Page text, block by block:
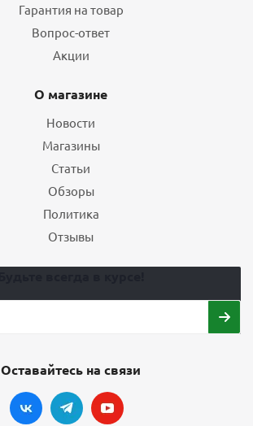
Гарантия на товар
Вопрос-ответ
Акции
О магазине
Новости
Магазины
Статьи
Обзоры
Политика
Отзывы
Оставайтесь на связи